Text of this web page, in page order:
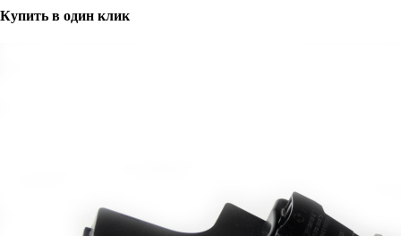
Купить в один клик